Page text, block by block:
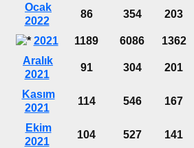
Ocak
2022
86 354 203
2021 1189 6086 1362
Aralık
2021
91 304 201
Kasım
2021
114 546 167
Ekim
2021
104 527 141